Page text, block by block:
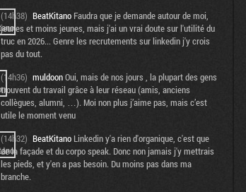
(14h38) BeatKitano Faudra que je demande autour de moi,
jeunes et moins jeunes, mais j'ai un vrai doute sur l'utilité du
truc en 2026... Genre les recrutements sur linkedin j'y crois
pas du tout.
(14h36) muldoonOui, mais de nos jours , la plupart des gens
trouvent du travail grâce à leur réseau (amis, anciens
collègues, alumni, …). Moi non plus j’aime pas, mais c’est
utile le moment venu
(14h32) BeatKitano Linkedin y'a rien d'organique, c'est que
de la façade et du corpo speak. Donc non jamais j'y mettrais
les pieds, et y'en a pas besoin. Du moins pas dans ma
branche.